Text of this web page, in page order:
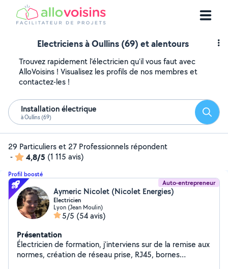
Electriciens à Oullins (69) et alentours
Trouvez rapidement l'électricien qu'il vous faut avec
AlloVoisins ! Visualisez les profils de nos membres et
contactez-les !
Installation électrique
à Oullins (69)
29 Particuliers et 27 Professionnels répondent
-
4,8/5 (1 115 avis)
Profil boosté
Auto-entrepreneur
Aymeric Nicolet (Nicolet Energies)
Electricien
Lyon (Jean Moulin)
5/5 (54 avis)
Présentation
Électricien de formation, j'interviens sur de la remise aux
normes, création de réseau prise, RJ45, bornes